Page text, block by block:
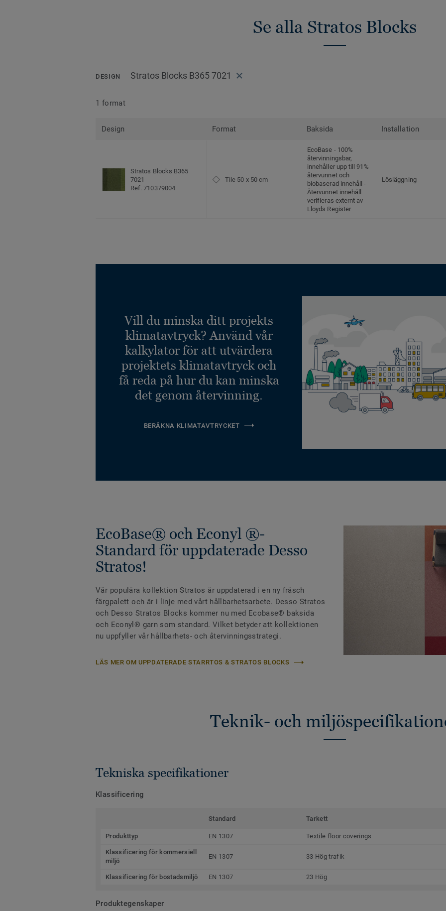
Se alla Stratos Blocks
DESIGN Stratos Blocks B365 7021
1 format
Design Format Baksida Installation
Stratos Blocks B365
7021
Ref. 710379004
Tile 50 x 50 cm
EcoBase - 100%
återvinningsbar,
innehåller upp till 91%
återvunnet och
biobaserad innehåll -
Återvunnet innehåll
verifieras externt av
Lloyds Register
Lösläggning
Vill du minska ditt projekts
klimatavtryck? Använd vår
kalkylator för att utvärdera
projektets klimatavtryck och
få reda på hur du kan minska
det genom återvinning.
BERÄKNA KLIMATAVTRYCKET
EcoBase® och Econyl ®-
Standard för uppdaterade Desso
Stratos!
Vår populära kollektion Stratos är uppdaterad i en ny fräsch
färgpalett och är i linje med vårt hållbarhetsarbete. Desso Stratos
och Desso Stratos Blocks kommer nu med Ecobase® baksida
och Econyl® garn som standard. Vilket betyder att kollektionen
nu uppfyller vår hållbarhets- och återvinningsstrategi.
LÄS MER OM UPPDATERADE STARRTOS & STRATOS BLOCKS
Teknik- och
Tekniska specifikationer
Klassificering
Standard Tarkett
Produkttyp EN 1307 Textile floor coverings
Klassificering för kommersiell
miljö
EN 1307 33 Hög trafik
Klassificering för bostadsmiljö EN 1307 23 Hög
Produktegenskaper